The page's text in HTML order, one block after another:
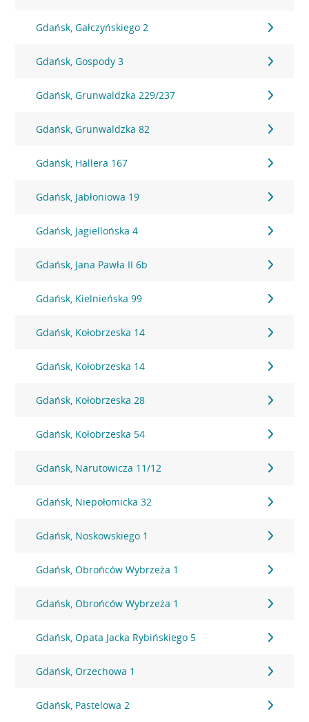
Gdańsk, Gałczyńskiego 2
Gdańsk, Gospody 3
Gdańsk, Grunwaldzka 229/237
Gdańsk, Grunwaldzka 82
Gdańsk, Hallera 167
Gdańsk, Jabłoniowa 19
Gdańsk, Jagiellońska 4
Gdańsk, Jana Pawła II 6b
Gdańsk, Kielnieńska 99
Gdańsk, Kołobrzeska 14
Gdańsk, Kołobrzeska 14
Gdańsk, Kołobrzeska 28
Gdańsk, Kołobrzeska 54
Gdańsk, Narutowicza 11/12
Gdańsk, Niepołomicka 32
Gdańsk, Noskowskiego 1
Gdańsk, Obrońców Wybrzeża 1
Gdańsk, Obrońców Wybrzeża 1
Gdańsk, Opata Jacka Rybińskiego 5
Gdańsk, Orzechowa 1
Gdańsk, Pastelowa 2